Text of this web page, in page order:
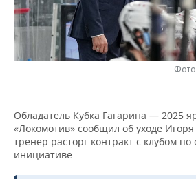
НЕФТЕХИМИЯ
НЕФТЬ
РОЗНИЧНАЯ ТОРГОВЛЯ
ТРАНСПОРТ
НОВОСТИ ТЕХНОЛОГИЙ
IT
ТЕЛЕКОММУНИКАЦИИ
МЕРОПРИЯТИЯ
НОВОСТИ МЕРОПРИЯТИЙ
БИЗНЕС-БРАНЧИ
ONLINE-КОНФЕРЕНЦИИ
СПОРТ
ФУТБОЛ
ХОККЕЙ
НОВОСТИ ОБЩЕСТВА
ВЛАСТЬ
ФОТОГАЛЕРЕЯ
СЮЖЕТЫ
Обладатель Кубка Гагарина — 2025
«Локомотив» сообщил об уходе
тренер расторг контракт с клубом по
инициативе.